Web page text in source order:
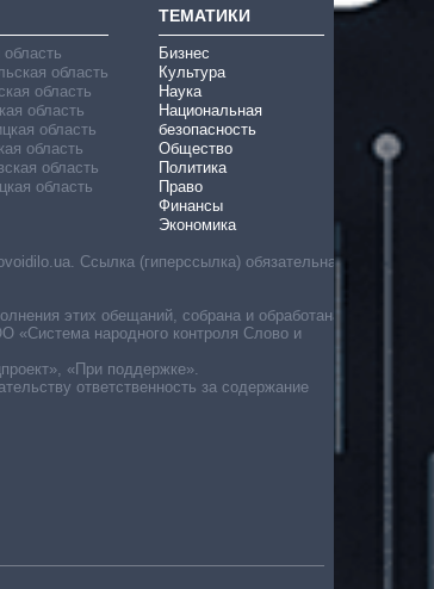
область
область
область
область
область
область
область
ТЕМАТИКИ
Бизнес
Культура
Наука
Национальная
безопасность
Общество
Политика
Право
Финансы
Экономика
Ссылка (гиперссылка) обязательна
этих обещаний, собрана и обработана
народного контроля Слово и
«При поддержке».
ответственность за содержание